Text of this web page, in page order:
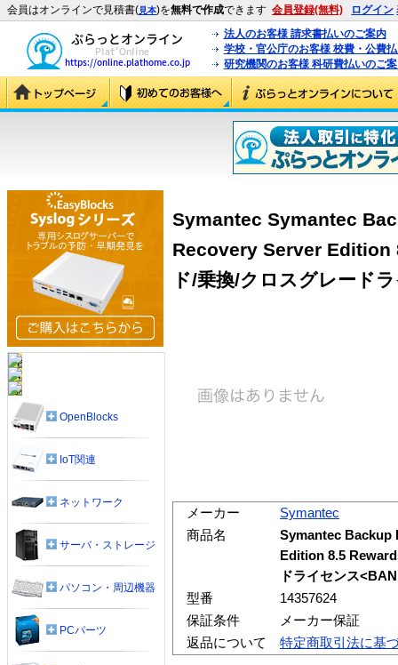
会員はオンラインで見積書(見本)を無料で作成できます 会員登録(無料) ログイン
法人のお客様 請求書払いのご案内
学校・官公庁のお客様 校費・公費
研究機関のお客様 科研費払いのご
Symantec Symantec
Recovery Server Edition
ド/乗換/クロスグレード
メーカー
Symantec
商品名
Symantec Backup
Edition 8.5
ドライセンス
型番
14357624
保証条件
メーカー保証
返品について
特定商取引法に基
OpenBlocks
IoT関連
ネットワーク
サーバ・ストレージ
パソコン・周辺機器
PCパーツ